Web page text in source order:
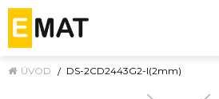
ÚVOD DS-2CD2443G2-I(2mm)